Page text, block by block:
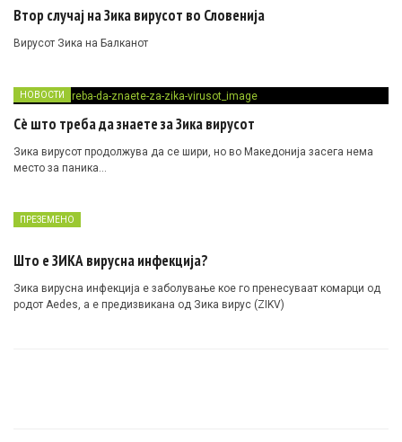
Втор случај на Зика вирусот во Словенија
Вирусот Зика на Балканот
НОВОСТИ
Сè што треба да знаете за Зика вирусот
Зика вирусот продолжува да се шири, но во Македонија засега нема
место за паника…
ПРЕЗЕМЕНО
Што е ЗИКА вирусна инфекција?
Зика вирусна инфекција е заболување кое го пренесуваат комарци од
родот Aedes, а е предизвикана од Зика вирус (ZIKV)